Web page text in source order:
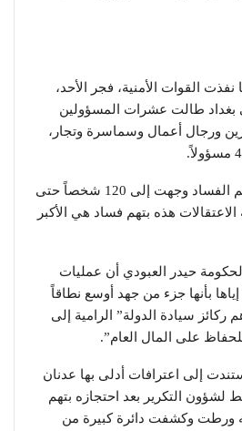
القوات الأمنية، فجر الأحد،
بغداد طالت عشرات المسؤولين
ورجال أعمال وسماسرة وتجار،
ونقلت وسائل إعلام أن تهم الفساد وجهت إلى 120 شخصاً حتى
هذه بتهم فساد هي الأكبر
حيدر العبودي أن عمليات
بأنها جزء من جهد أوسع نطاقاً
ركائز سيادة الدولة” الرامية إلى
على المال العام”.
إلى اعترافات أدلى بها عدنان
لشؤون التكرير بعد احتجازه بتهم
ورطت وكشفت دائرة كبيرة من